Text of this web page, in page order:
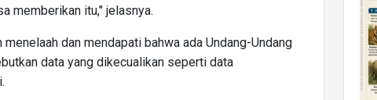
memberikan itu," jelasnya.
dan mendapati bahwa ada Undang-Undang
data yang dikecualikan seperti data